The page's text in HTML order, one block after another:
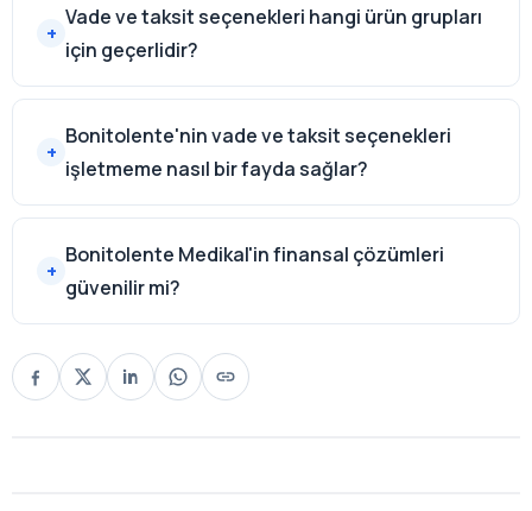
Vade ve taksit seçenekleri hangi ürün grupları
için geçerlidir?
Bonitolente'nin vade ve taksit seçenekleri
işletmeme nasıl bir fayda sağlar?
Bonitolente Medikal'in finansal çözümleri
güvenilir mi?